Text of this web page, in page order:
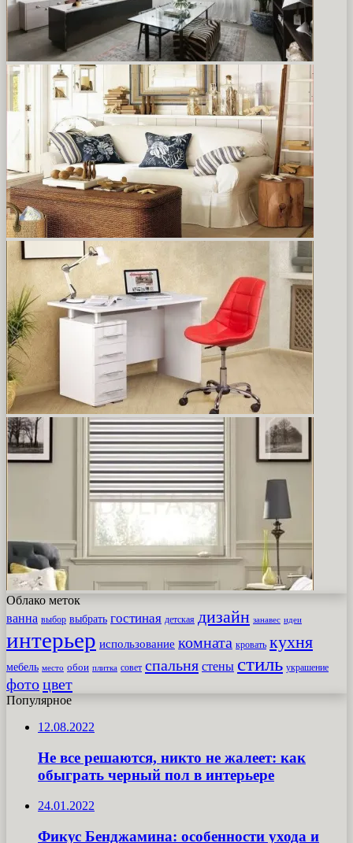
Облако меток
ванна выбор выбрать гостиная детская дизайн занавес идеи
интерьер использование комната кровать кухня
мебель место обои плитка совет спальня стены стиль украшение
фотоцвет
Популярное
12.08.2022
Не все решаются, никто не жалеет: как
обыграть черный пол в интерьере
24.01.2022
Фикус Бенджамина: особенности ухода и